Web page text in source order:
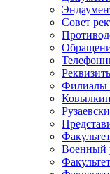
Совет
Филиалы
Военный